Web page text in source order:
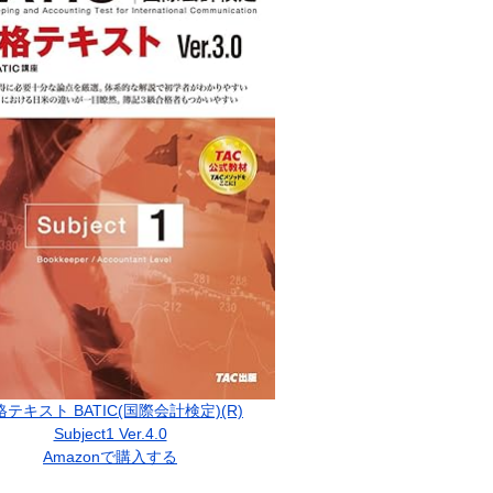
テキスト BATIC(国際会計検定)(R)
Subject1 Ver.4.0
Amazonで購入する